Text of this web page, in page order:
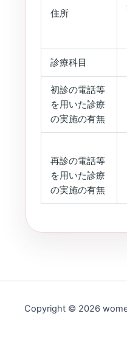
住所
診療科目
初診の電話等
を用いた診療
の実施の有無
再診の電話等
を用いた診療
の実施の有無
Copyright © 2026